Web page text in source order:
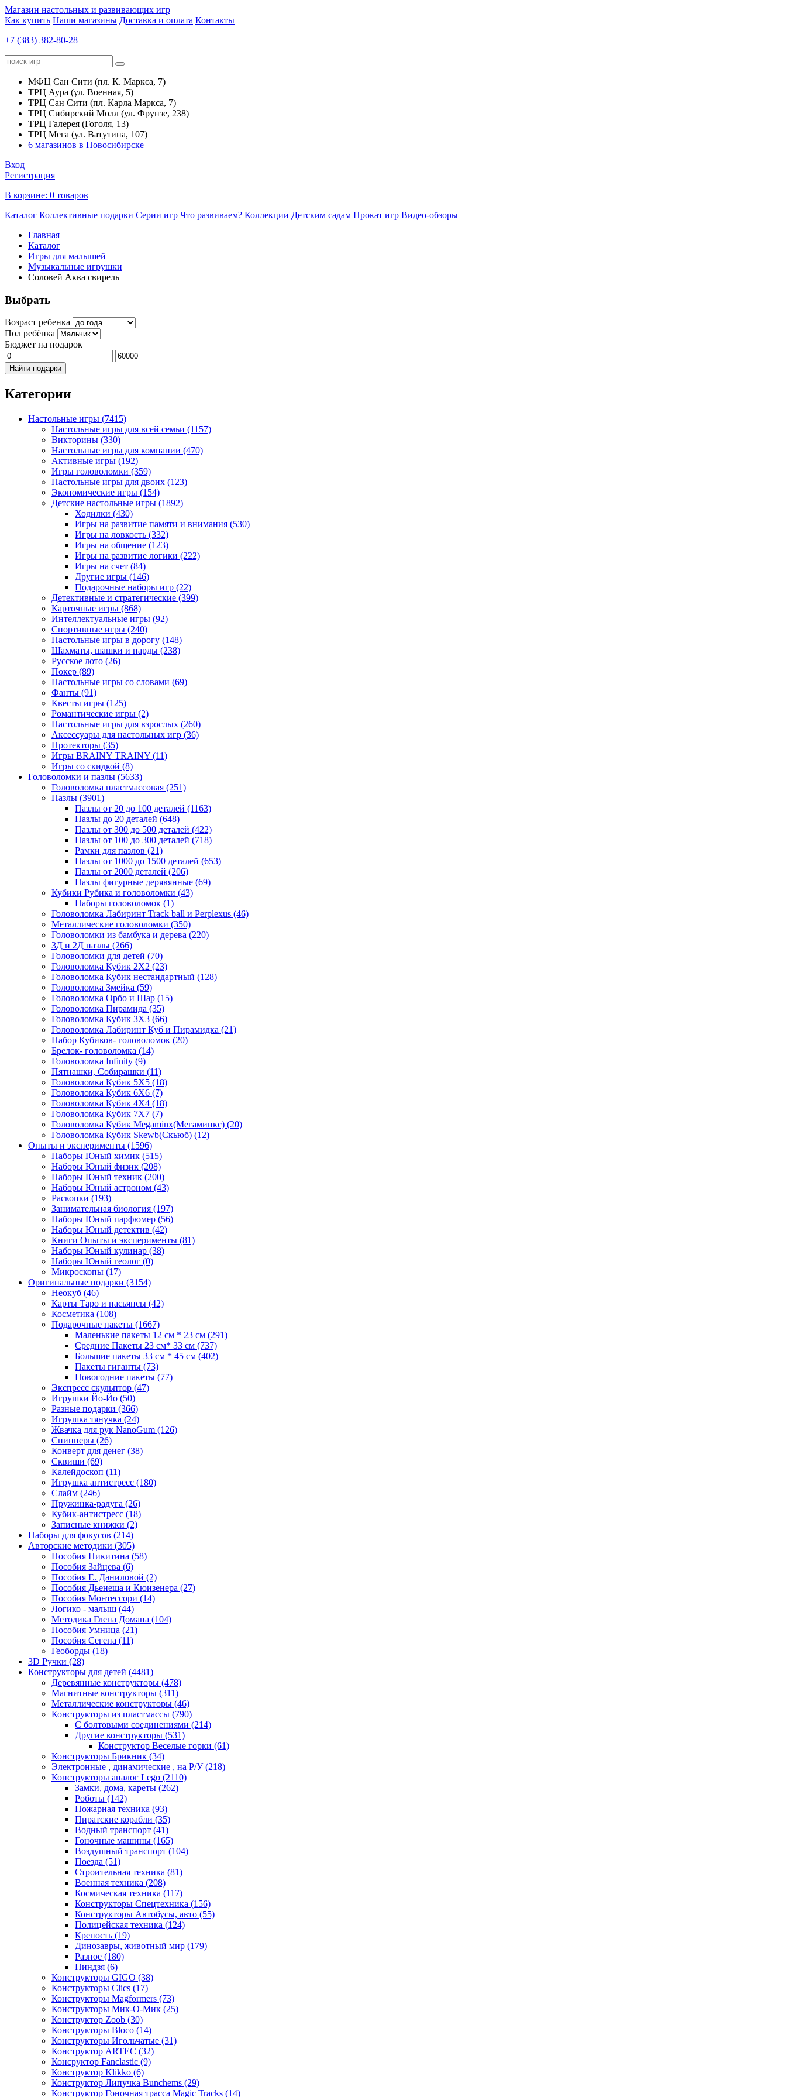
Магазин настольных и развивающих игр
Как купить Наши магазины Доставка и оплата Контакты
+7 (383) 382-80-28
МФЦ Сан Сити (пл. К. Маркса, 7)
ТРЦ Аура (ул. Военная, 5)
ТРЦ Сан Сити (пл. Карла Маркса, 7)
ТРЦ Сибирский Молл (ул. Фрунзе, 238)
ТРЦ Галерея (Гоголя, 13)
ТРЦ Мега (ул. Ватутина, 107)
6 магазинов в Новосибирске
Вход
Регистрация
В корзине: 0 товаров
Каталог Коллективные подарки Серии игр Что развиваем? Коллекции Детским садам Прокат игр Видео-обзоры
Главная
Каталог
Игры для малышей
Музыкальные игрушки
Соловей Аква свирель
Выбрать
Возраст ребенка
Пол ребёнка
Бюджет на подарок
Найти подарки
Категории
Настольные игры (7415)
Настольные игры для всей семьи (1157)
Викторины (330)
Настольные игры для компании (470)
Активные игры (192)
Игры головоломки (359)
Настольные игры для двоих (123)
Экономические игры (154)
Детские настольные игры (1892)
Ходилки (430)
Игры на развитие памяти и внимания (530)
Игры на ловкость (332)
Игры на общение (123)
Игры на развитие логики (222)
Игры на счет (84)
Другие игры (146)
Подарочные наборы игр (22)
Детективные и стратегические (399)
Карточные игры (868)
Интеллектуальные игры (92)
Спортивные игры (240)
Настольные игры в дорогу (148)
Шахматы, шашки и нарды (238)
Русское лото (26)
Покер (89)
Настольные игры со словами (69)
Фанты (91)
Квесты игры (125)
Романтические игры (2)
Настольные игры для взрослых (260)
Аксессуары для настольных игр (36)
Протекторы (35)
Игры BRAINY TRAINY (11)
Игры со скидкой (8)
Головоломки и пазлы (5633)
Головоломка пластмассовая (251)
Пазлы (3901)
Пазлы от 20 до 100 деталей (1163)
Пазлы до 20 деталей (648)
Пазлы от 300 до 500 деталей (422)
Пазлы от 100 до 300 деталей (718)
Рамки для пазлов (21)
Пазлы от 1000 до 1500 деталей (653)
Пазлы от 2000 деталей (206)
Пазлы фигурные дерявянные (69)
Кубики Рубика и головоломки (43)
Наборы головоломок (1)
Головоломка Лабиринт Track ball и Perplexus (46)
Металлические головоломки (350)
Головоломки из бамбука и дерева (220)
3Д и 2Д пазлы (266)
Головоломки для детей (70)
Головоломка Кубик 2Х2 (23)
Головоломка Кубик нестандартный (128)
Головоломка Змейка (59)
Головоломка Орбо и Шар (15)
Головоломка Пирамида (35)
Головоломка Кубик 3Х3 (66)
Головоломка Лабиринт Куб и Пирамидка (21)
Набор Кубиков- головоломок (20)
Брелок- головоломка (14)
Головоломка Infinity (9)
Пятнашки, Собирашки (11)
Головоломка Кубик 5Х5 (18)
Головоломка Кубик 6Х6 (7)
Головоломка Кубик 4Х4 (18)
Головоломка Кубик 7Х7 (7)
Головоломка Кубик Megaminx(Мегаминкс) (20)
Головоломка Кубик Skewb(Скьюб) (12)
Опыты и эксперименты (1596)
Наборы Юный химик (515)
Наборы Юный физик (208)
Наборы Юный техник (200)
Наборы Юный астроном (43)
Раскопки (193)
Занимательная биология (197)
Наборы Юный парфюмер (56)
Наборы Юный детектив (42)
Книги Опыты и эксперименты (81)
Наборы Юный кулинар (38)
Наборы Юный геолог (0)
Микроскопы (17)
Оригинальные подарки (3154)
Неокуб (46)
Карты Таро и пасьянсы (42)
Косметика (108)
Подарочные пакеты (1667)
Маленькие пакеты 12 см * 23 см (291)
Средние Пакеты 23 см* 33 см (737)
Большие пакеты 33 см * 45 см (402)
Пакеты гиганты (73)
Новогодние пакеты (77)
Экспресс скульптор (47)
Игрушки Йо-Йо (50)
Разные подарки (366)
Игрушка тянучка (24)
Жвачка для рук NanoGum (126)
Спиннеры (26)
Конверт для денег (38)
Сквиши (69)
Калейдоскоп (11)
Игрушка антистресс (180)
Слайм (246)
Пружинка-радуга (26)
Кубик-антистресс (18)
Записные книжки (2)
Наборы для фокусов (214)
Авторские методики (305)
Пособия Никитина (58)
Пособия Зайцева (6)
Пособия Е. Даниловой (2)
Пособия Дьенеша и Кюизенера (27)
Пособия Монтессори (14)
Логико - малыш (44)
Методика Глена Домана (104)
Пособия Умница (21)
Пособия Сегена (11)
Геоборды (18)
3D Ручки (28)
Конструкторы для детей (4481)
Деревянные конструкторы (478)
Магнитные конструкторы (311)
Металлические конструкторы (46)
Конструкторы из пластмассы (790)
С болтовыми соединениями (214)
Другие конструкторы (531)
Конструктор Веселые горки (61)
Конструкторы Брикник (34)
Электронные , динамические , на Р/У(218)
Конструкторы аналог Lego (2110)
Замки, дома, кареты (262)
Роботы (142)
Пожарная техника (93)
Пиратские корабли (35)
Водный транспорт (41)
Гоночные машины (165)
Воздушный транспорт (104)
Поезда (51)
Строительная техника (81)
Военная техника (208)
Космическая техника (117)
Конструкторы Спецтехника (156)
Конструкторы Автобусы, авто (55)
Полицейская техника (124)
Крепость (19)
Динозавры, животный мир (179)
Разное (180)
Ниндзя (6)
Конструкторы GIGO (38)
Конструкторы Clics (17)
Конструкторы Magformers (73)
Конструкторы Мик-О-Мик (25)
Конструктор Zoob (30)
Конструкторы Bloco (14)
Конструкторы Игольчатые (31)
Конструктор ARTEC (32)
Консруктор Fanclastic (9)
Конструктор Klikko (6)
Конструктор Липучка Bunchems (29)
Конструктор Гоночная трасса Magic Tracks (14)